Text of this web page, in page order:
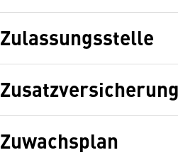
Zulassungsstelle
Zusatzversicherung
Zuwachsplan